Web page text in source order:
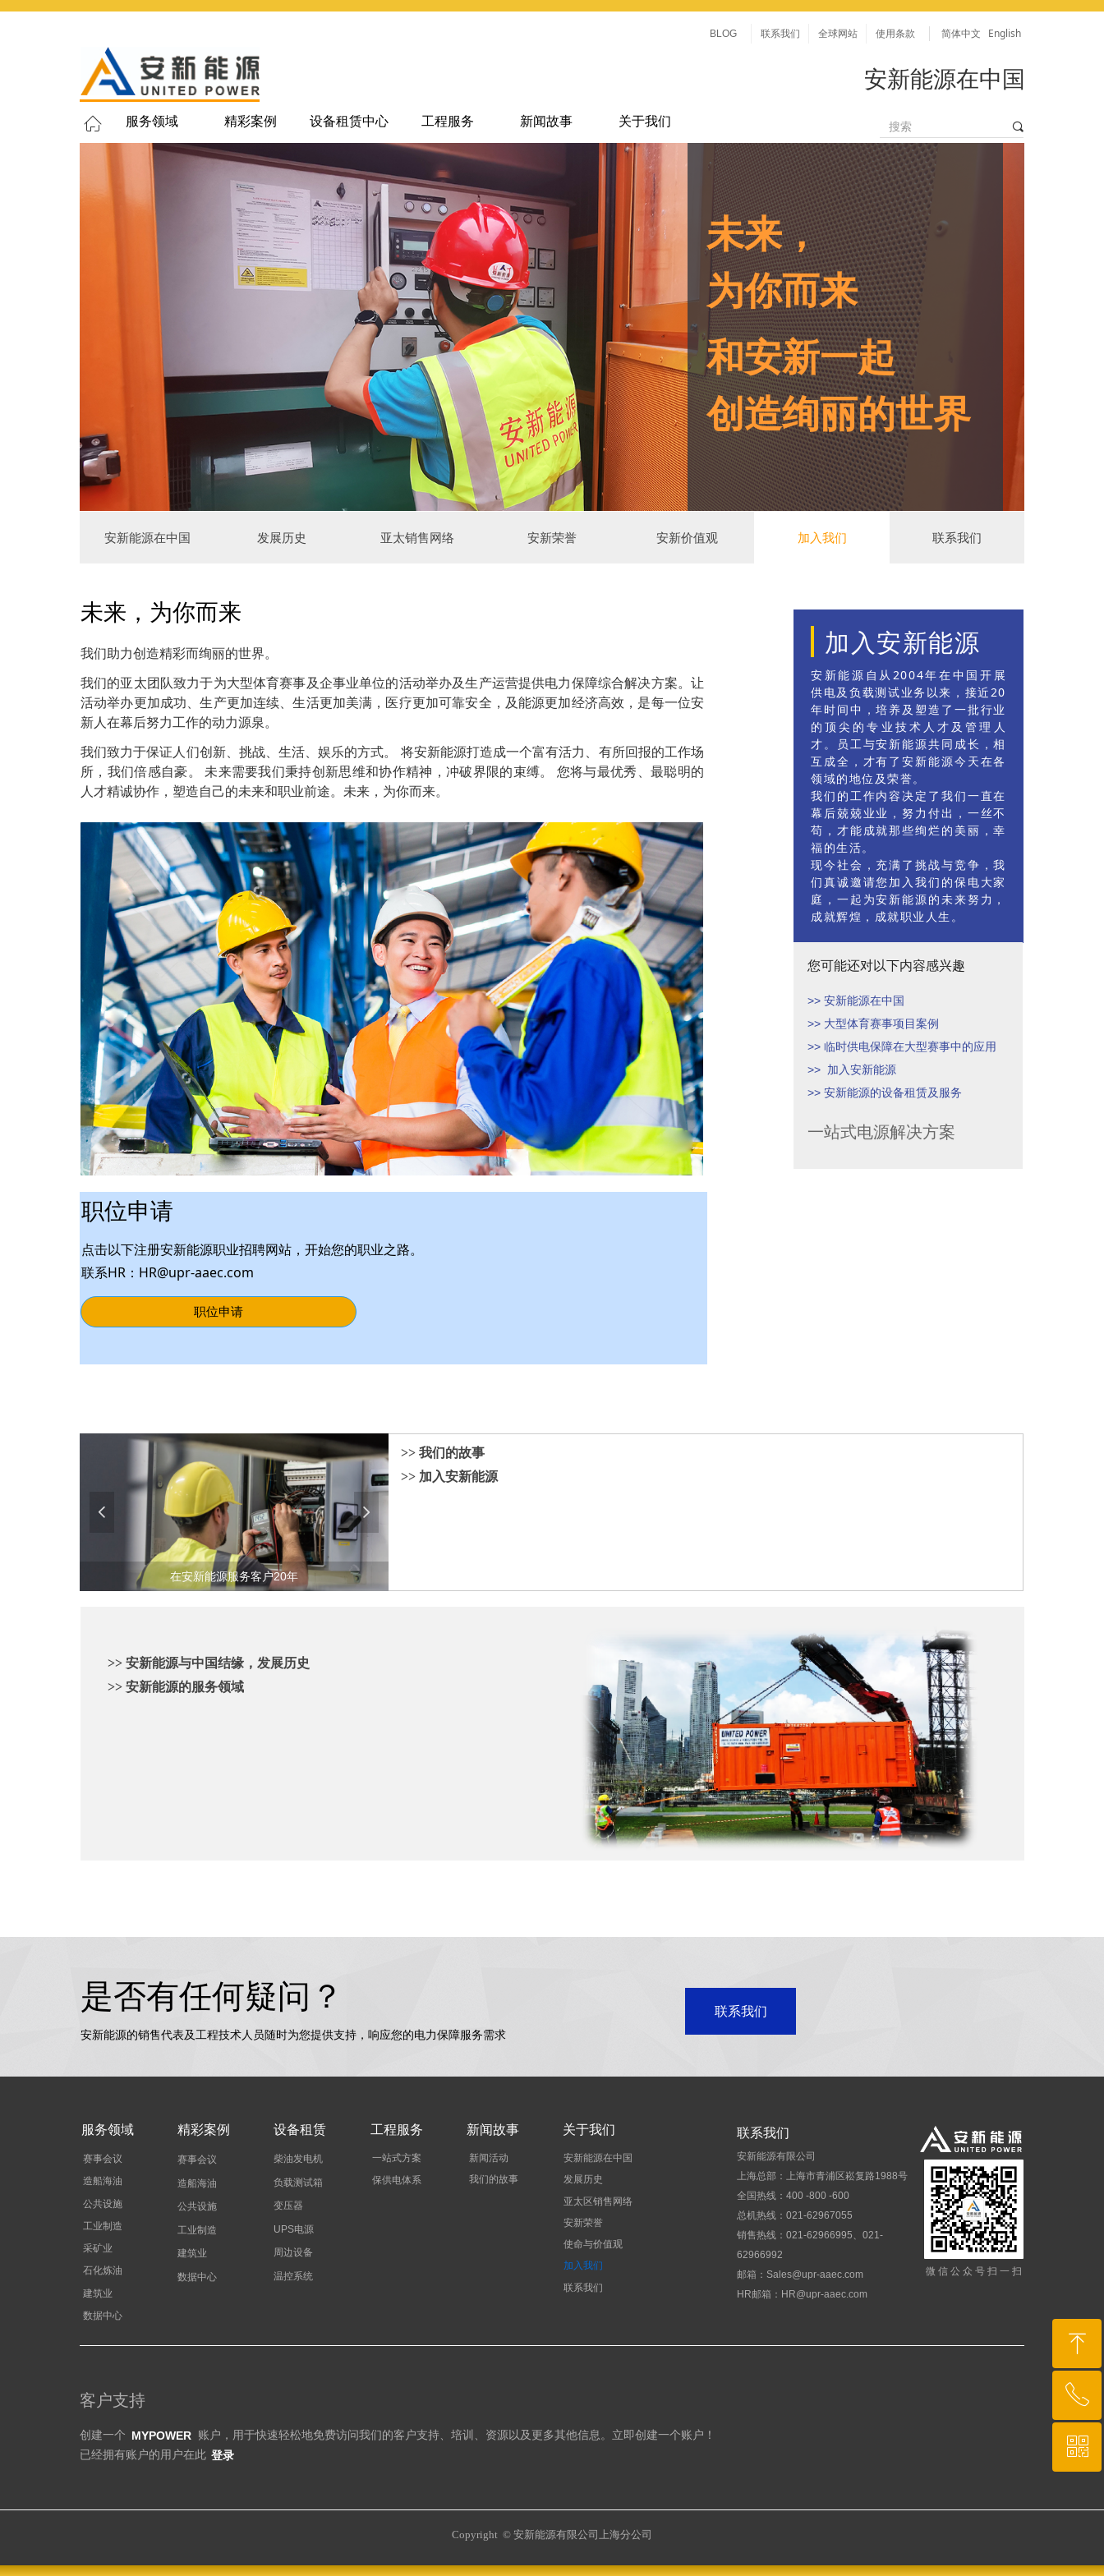
BLOG 联系我们 全球网站 使用条款
끠
ꀇ 服务领域 精彩案例 设备租赁中心 工程服务 新闻故事 关于我们
安新能源在中国
简体中文 English
安新能源自从2004年在中国开展
供电及负载测试业务以来，接近20
年时间中，培养及塑造了一批行业
的顶尖的专业技术人才及管理人
才。员工与安新能源共同成长，相
互成全，才有了安新能源今天在各
领域的地位及荣誉。
我们的工作内容决定了我们一直在
幕后兢兢业业，努力付出，一丝不
苟，才能成就那些绚烂的美丽，幸
福的生活。
现今社会，充满了挑战与竞争，我
们真诚邀请您加入我们的保电大家
庭，一起为安新能源的未来努力，
成就辉煌，成就职业人生。
加入安新能源
未来，为你而来
我们助力创造精彩而绚丽的世界。
我们的亚太团队致力于为大型体育赛事及企事业单位的活动举办及生产运营提供电力保障综合解决方案。让
活动举办更加成功、生产更加连续、生活更加美满，医疗更加可靠安全，及能源更加经济高效，是每一位安
新人在幕后努力工作的动力源泉。
我们致力于保证人们创新、挑战、生活、娱乐的方式。 将安新能源打造成一个富有活力、有所回报的工作场
所，我们倍感自豪。 未来需要我们秉持创新思维和协作精神，冲破界限的束缚。 您将与最优秀、最聪明的
人才精诚协作，塑造自己的未来和职业前途。未来，为你而来。
安新能源在中国 发展历史 亚太销售网络 安新荣誉 安新价值观 加入我们 联系我们
您可能还对以下内容感兴趣
>> 安新能源在中国
>> 大型体育赛事项目案例
>> 临时供电保障在大型赛事中的应用
>> 加入安新能源
>> 安新能源的设备租赁及服务
一站式电源解决方案
职位申请
点击以下注册安新能源职业招聘网站，开始您的职业之路。
联系HR：HR@upr-aaec.com
职位申请
在安新能源服务客户20年
넳 넲
>> 我们的故事
>> 加入安新能源
>> 安新能源与中国结缘，发展历史
>> 安新能源的服务领域
未来，
为你而来
和安新一起
创造绚丽的世界
新闻活动
我们的故事
一站式方案
保供电体系
安新能源有限公司
上海总部：上海市青浦区崧复路1988号
全国热线：400 -800 -600
总机热线：021-62967055
销售热线：021-62966995、021-
62966992
邮箱：Sales@upr-aaec.com
HR邮箱：HR@upr-aaec.com
微信公众号扫一扫
客户支持
创建一个 账户，用于快速轻松地免费访问我们的客户支持、培训、资源以及更多其他信息。立即创建一个账户！
已经拥有账户的用户在此
Copyright  © 安新能源有限公司上海分公司
服务领域 精彩案例 设备租赁 工程服务 新闻故事 关于我们
赛事会议
造船海油
公共设施
工业制造
建筑业
数据中心
柴油发电机
负载测试箱
变压器
UPS电源
周边设备
温控系统
安新能源在中国
发展历史
亚太区销售网络
安新荣誉
使命与价值观
加入我们
联系我们
联系我们
MYPOWER
登录
是否有任何疑问？
安新能源的销售代表及工程技术人员随时为您提供支持，响应您的电力保障服务需求
联系我们
赛事会议
造船海油
公共设施
工业制造
采矿业
石化炼油
建筑业
数据中心
ꁸ
回到顶部
ꂅ
021-6296 7055
ꀥ